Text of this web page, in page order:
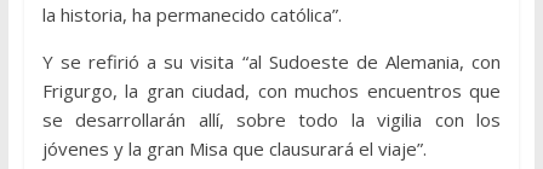
la historia, ha permanecido católica”.
Y se refirió a su visita “al Sudoeste de Alemania, con
Frigurgo, la gran ciudad, con muchos encuentros que
se desarrollarán allí, sobre todo la vigilia con los
jóvenes y la gran Misa que clausurará el viaje”.